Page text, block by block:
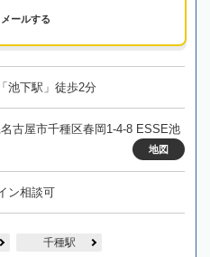
メールする
池下駅」徒歩2分
古屋市千種区春岡1-4-8 ESSE池
地図
ン相談可
千種駅